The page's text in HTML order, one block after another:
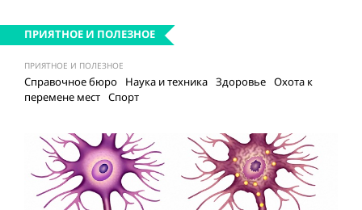
ПРИЯТНОЕ И ПОЛЕЗНОЕ
ПРИЯТНОЕ И ПОЛЕЗНОЕ
Справочное бюро Наука и техника Здоровье Охота к
перемене мест Спорт